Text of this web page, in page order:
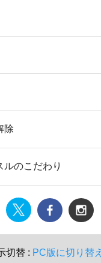
除
ルのこだわり
切替 : PC版に切り替